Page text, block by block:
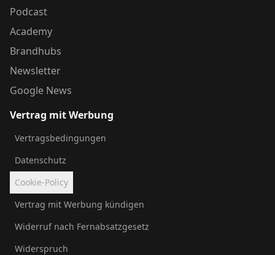
Podcast
Academy
Brandhubs
Newsletter
Google News
Vertrag mit Werbung
Vertragsbedingungen
Datenschutz
Cookie-Policy
Vertrag mit Werbung kündigen
Widerruf nach Fernabsatzgesetz
Widerspruch